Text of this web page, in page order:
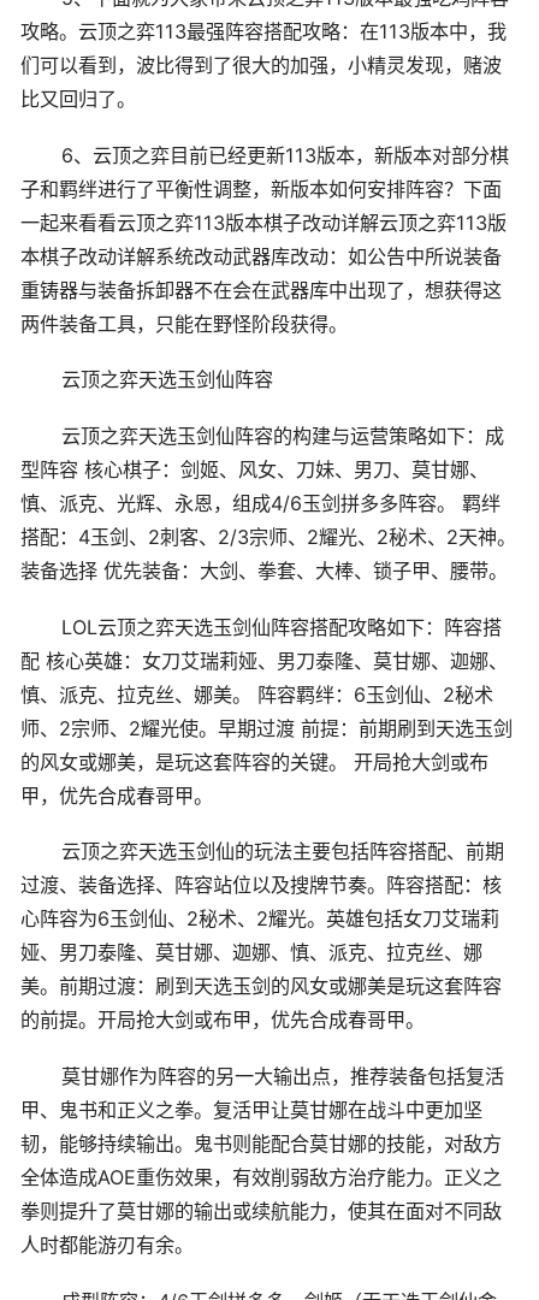
攻略。云顶之弈113最强阵容搭配攻略：在113版本中，我
们可以看到，波比得到了很大的加强，小精灵发现，赌波
比又回归了。
6、云顶之弈目前已经更新113版本，新版本对部分棋
子和羁绊进行了平衡性调整，新版本如何安排阵容？下面
一起来看看云顶之弈113版本棋子改动详解云顶之弈113版
本棋子改动详解系统改动武器库改动：如公告中所说装备
重铸器与装备拆卸器不在会在武器库中出现了，想获得这
两件装备工具，只能在野怪阶段获得。
云顶之弈天选玉剑仙阵容
云顶之弈天选玉剑仙阵容的构建与运营策略如下：成
型阵容 核心棋子：剑姬、风女、刀妹、男刀、莫甘娜、
慎、派克、光辉、永恩，组成4/6玉剑拼多多阵容。 羁绊
搭配：4玉剑、2刺客、2/3宗师、2耀光、2秘术、2天神。
装备选择 优先装备：大剑、拳套、大棒、锁子甲、腰带。
LOL云顶之弈天选玉剑仙阵容搭配攻略如下：阵容搭
配 核心英雄：女刀艾瑞莉娅、男刀泰隆、莫甘娜、迦娜、
慎、派克、拉克丝、娜美。 阵容羁绊：6玉剑仙、2秘术
师、2宗师、2耀光使。早期过渡 前提：前期刷到天选玉剑
的风女或娜美，是玩这套阵容的关键。 开局抢大剑或布
甲，优先合成春哥甲。
云顶之弈天选玉剑仙的玩法主要包括阵容搭配、前期
过渡、装备选择、阵容站位以及搜牌节奏。阵容搭配：核
心阵容为6玉剑仙、2秘术、2耀光。英雄包括女刀艾瑞莉
娅、男刀泰隆、莫甘娜、迦娜、慎、派克、拉克丝、娜
美。前期过渡：刷到天选玉剑的风女或娜美是玩这套阵容
的前提。开局抢大剑或布甲，优先合成春哥甲。
莫甘娜作为阵容的另一大输出点，推荐装备包括复活
甲、鬼书和正义之拳。复活甲让莫甘娜在战斗中更加坚
韧，能够持续输出。鬼书则能配合莫甘娜的技能，对敌方
全体造成AOE重伤效果，有效削弱敌方治疗能力。正义之
拳则提升了莫甘娜的输出或续航能力，使其在面对不同敌
人时都能游刃有余。